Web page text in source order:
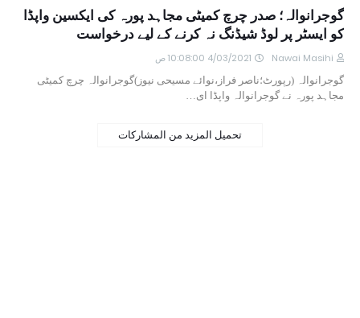
گوجرانوالہ؛ صدر چرچ کمیٹی مجاہد پورہ کی ایکسین واپڈا
کو ایسٹر پر لوڈ شیڈنگ نہ کرنے کے لیے درخواست
Nawai Masihi 4/03/2021 10:08:00 ص
گوجرانوالہ (رپورٹ؛ناصر فراز،نوائے مسیحی نیوز)گوجرانوالہ چرچ کمیٹی
مجاہد پورہ نے گوجرانوالہ واپڈا ای…
تحميل المزيد من المشاركات